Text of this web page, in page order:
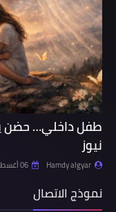
طفل داخلي… حضن
نيوز
Hamdy algyar 06 أغسطس 2026
نموذج الاتصال